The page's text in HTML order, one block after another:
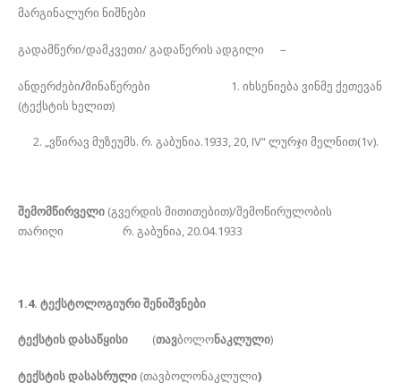
მარგინალური ნიშნები
გადამწერი/დამკვეთი/ გადაწერის ადგილი –
ანდერძები/მინაწერები 1. იხსენიება ვინმე ქეთევან
(ტექსტის ხელით)
„ვწირავ მუზეუმს. რ. გაბუნია.1933, 20, IV“ ლურჯი მელნით(1v).
შემომწირველი (გვერდის მითითებით)/შემოწირულობის
თარიღი რ. გაბუნია, 20.04.1933
1.4. ტექსტოლოგიური შენიშვნები
ტექსტის დასაწყისი (თავბოლონაკლული)
ტექსტის დასასრული (თავბოლონაკლული)